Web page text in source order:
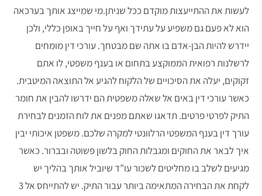
לעשות את ההתייעצות מוקדם ככל שניתן.מי שמייצג אותך בערכאה
הוא לא פעם גם משפיע על עתידך ואף על חייך באופן כללי, ולכן
יידרש להיות הבן-אדם בו אתה שם מבטחך. עורכי דין מומחים
לרשלנות רפואית הממוקצע בתחום או בענף משפטי, לו אתם
זקוקים, יעלה את הסיכויים של הלקוח להגיע אל התוצאה המיטבית.
כאשר עורכי דין באים אל שאלה משפטית הם ידרשו להבין את חומר
התיק לפרטי פרטים. תדאגו שאתם מפנים את לוח הזמנים לבחירת
עורך דין בענף המשפטי הרלוונטי למקרה שלכם. משפטן איכותי יבין
איך לבאר את החוקים ומגבלות החוק בלשון פשוטה ובברור. כאשר
מגיעים לשלב בו מחליטים לשכור עו”ד שיוביל אותך בהליך יש
לקחת את הבחירה המתאימה ביותר עבור התיק. יש להתייחס אל 3